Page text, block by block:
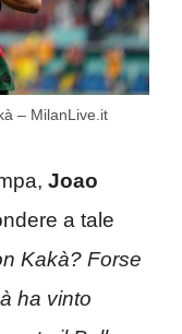
– MilanLive.it
Joao
a tale
Kakà? Forse
ha vinto